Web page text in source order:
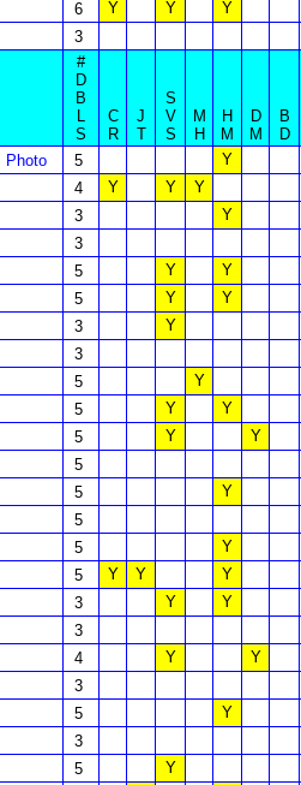
6 Y Y
Y
3
#
D
B
L
S
C
R
J
T
S
V
S
M
H
H
M
D
M
B
D
Photo 5
Y
4 Y Y
Y
3
Y
3
5 Y
Y
5 Y
Y
3
Y
3
5
Y
5 Y
Y
5 Y
Y
5
5
Y
5
5
Y
5 Y Y
Y
3 Y
Y
3
4 Y
Y
3
5
Y
3
5 Y